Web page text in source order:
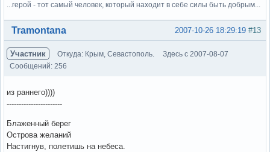
...герой - тот самый человек, который находит в себе силы быть добрым...
Вне форума #13
2007-10-26 18:29:19
Tramontana
Участник Откуда: Крым, Севастополь.
Здесь с 2007-08-07
Сообщений: 256
из раннего))))
-----------------------
Блаженный берег
Острова желаний
Настигнув, полетишь на небеса.